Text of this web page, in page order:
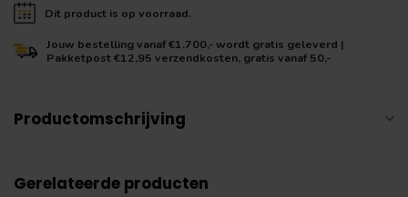
Dit product is op voorraad.
Jouw bestelling vanaf €1.700,- wordt gratis geleverd |
Pakketpost €12,95 verzendkosten, gratis vanaf 50,-
Productomschrijving
Gerelateerde producten